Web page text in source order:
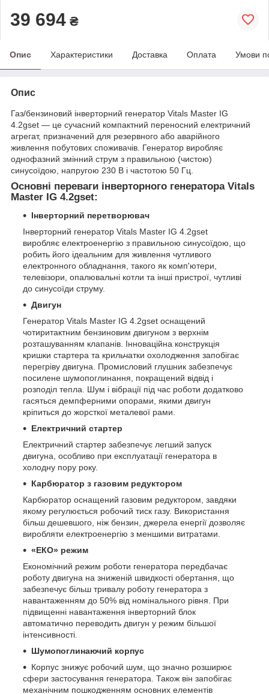
39 694 ₴
Опис Характеристики Доставка Оплата Умови
Опис
Газ/бензиновий інверторний генератор Vitals Master IG
4.2gset — це сучасний компактний переносний електричний
агрегат, призначений для резервного або аварійного
живлення побутових споживачів. Генератор виробляє
однофазний змінний струм з правильною (чистою)
синусоїдою, напругою 230 В і частотою 50 Гц.
Основні переваги інверторного генератора Vitals
Master IG 4.2gset:
Інверторний перетворювач
Інверторний генератор Vitals Master IG 4.2gset
виробляє електроенергію з правильною синусоїдою, що
робить його ідеальним для живлення чутливого
електронного обладнання, такого як комп'ютери,
телевізори, опалювальні котли та інші пристрої, чутливі
до синусоїди струму.
Двигун
Генератор Vitals Master IG 4.2gset оснащений
чотиритактним бензиновим двигуном з верхнім
розташуванням клапанів. Інноваційна конструкція
кришки стартера та крильчатки охолодження запобігає
перегріву двигуна. Промисловий глушник забезпечує
посилене шумопоглинання, покращений відвід і
розподіл тепла. Шум і вібрації під час роботи додатково
гасяться демпферними опорами, якими двигун
кріпиться до жорсткої металевої рами.
Електричний стартер
Електричний стартер забезпечує легший запуск
двигуна, особливо при експлуатації генератора в
холодну пору року.
Карбюратор з газовим редуктором
Карбюратор оснащений газовим редуктором, завдяки
якому регулюється робочий тиск газу. Використання
більш дешевшого, ніж бензин, джерела енергії дозволяє
виробляти електроенергію з меншими витратами.
«ЕКО» режим
Економічний режим роботи генератора передбачає
роботу двигуна на зниженій швидкості обертання, що
забезпечує більш тривалу роботу генератора з
навантаженням до 50% від номінального рівня. При
підвищенні навантаження інверторний блок
автоматично переводить двигун у режим більшої
інтенсивності.
Шумопоглинаючий корпус
Корпус знижує робочий шум, що значно розширює
сфери застосування генератора. Також він запобігає
механічним пошкодженням основних елементів